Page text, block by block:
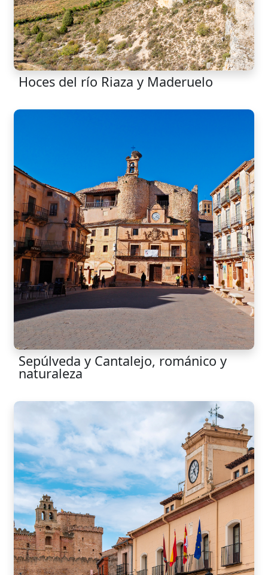
Hoces del río Riaza y Maderuelo
Sepúlveda y Cantalejo, románico y
naturaleza